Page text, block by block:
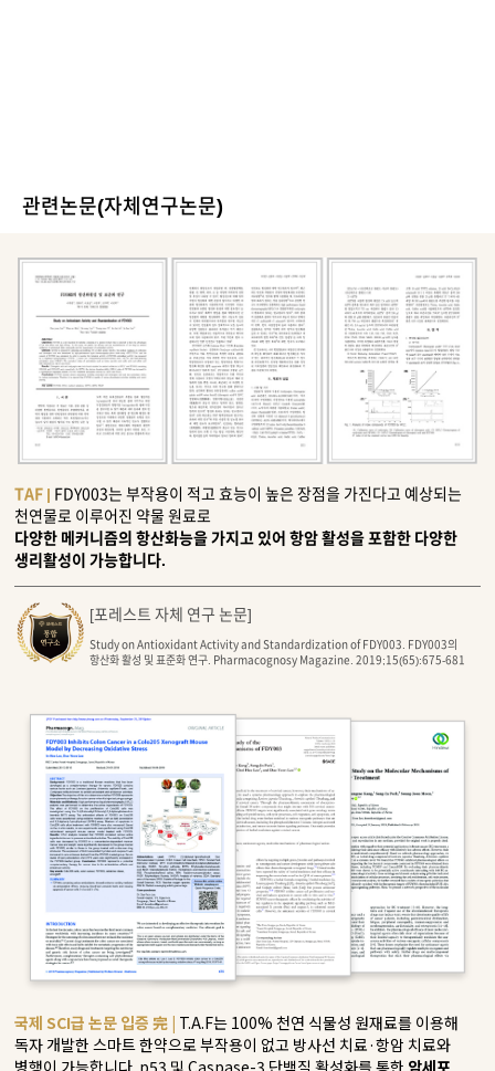
관련논문(자체연구논문)
TAF | FDY003는 부작용이 적고 효능이 높은 장점을 가진다고 예상되는
천연물로 이루어진 약물 원료로
다양한 메커니즘의 항산화능을 가지고 있어 항암 활성을 포함한 다양한
생리활성이 가능합니다.
[포레스트 자체 연구 논문]
Study on Antioxidant Activity and Standardization of FDY003. FDY003의
항산화 활성 및 표준화 연구.
Pharmacognosy Magazine. 2019;15(65):675-681
국제 SCI급 논문 입증 完 | T.A.F는 100% 천연 식물성 원재료를 이용해
독자 개발한 스마트 한약으로 부작용이 없고 방사선 치료·항암 치료와